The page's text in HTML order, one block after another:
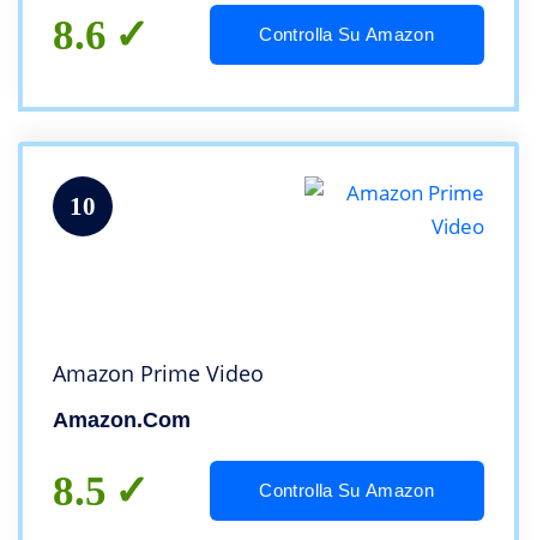
8.6 Controlla Su Amazon
10
Amazon Prime Video
Amazon.com
8.5 Controlla Su Amazon